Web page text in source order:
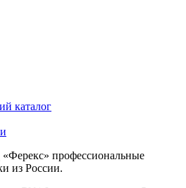
каталог
профессиональные
из России.